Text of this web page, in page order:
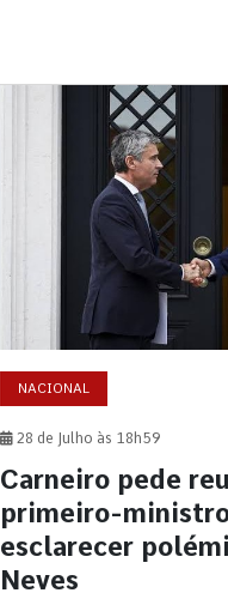
NACIONAL
28 de Julho às 18h59
Carneiro pede
primeiro-
esclarecer
Neves